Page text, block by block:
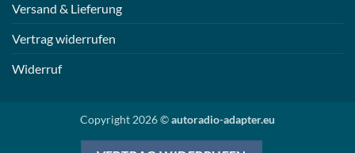
Versand & Lieferung
Vertrag widerrufen
Widerruf
Copyright 2026 ©autoradio-adapter.eu